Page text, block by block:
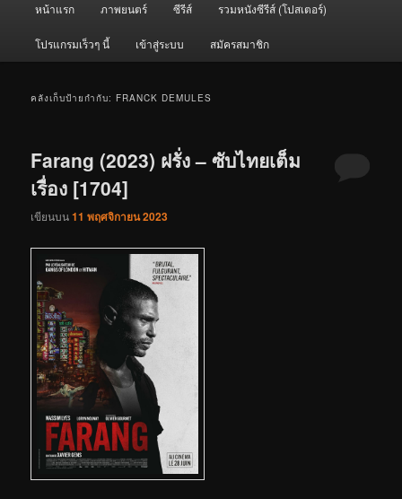
หน้าแรก ภาพยนตร์ ซีรีส์ รวมหนังซีรีส์ (โปสเตอร์)
โปรแกรมเร็วๆ นี้ เข้าสู่ระบบ สมัครสมาชิก
คลังเก็บป้ายกำกับ: FRANCK DEMULES
Farang (2023) ฝรั่ง – ซับไทยเต็ม
เรื่อง [1704]
เขียนบน11 พฤศจิกายน 2023